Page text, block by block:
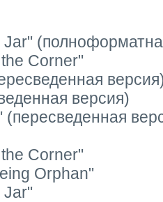
Corner"
версия)
(пересведенная
Corner"
Orphan"
Jar"